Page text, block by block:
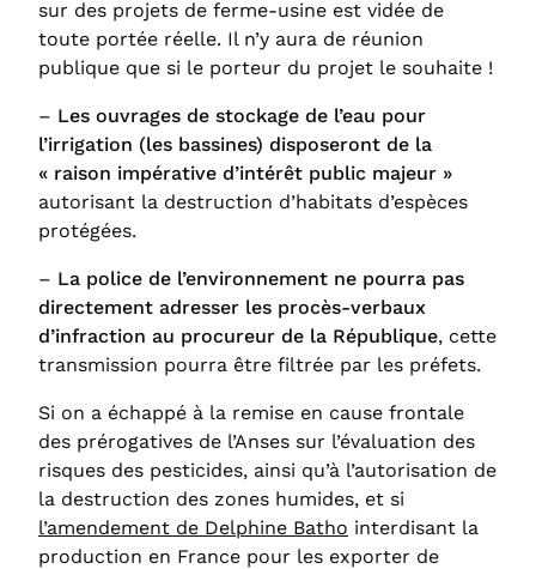
sur des projets de ferme-usine est vidée de
toute portée réelle. Il n’y aura de réunion
publique que si le porteur du projet le souhaite !
– Les ouvrages de stockage de l’eau pour
l’irrigation (les bassines) disposeront de la
« raison impérative d’intérêt public majeur »
autorisant la destruction d’habitats d’espèces
protégées.
– La police de l’environnement ne pourra pas
directement adresser les procès-verbaux
d’infraction au procureur de la République, cette
transmission pourra être filtrée par les préfets.
Si on a échappé à la remise en cause frontale
des prérogatives de l’Anses sur l’évaluation des
risques des pesticides, ainsi qu’à l’autorisation de
la destruction des zones humides, et si
l’amendement de Delphine Batho interdisant la
production en France pour les exporter de